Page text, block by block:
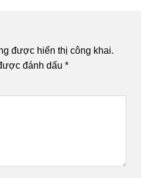
được hiển thị công khai.
đánh dấu *